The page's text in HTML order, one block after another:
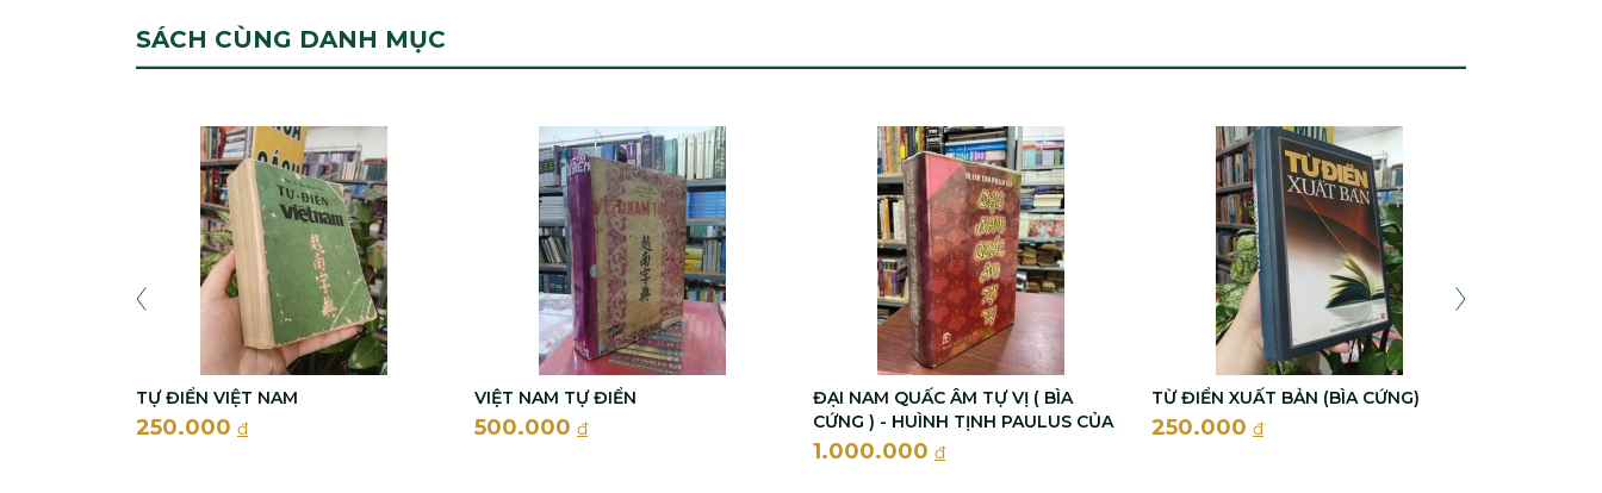
SÁCH CÙNG DANH MỤC
TỰ ĐIỂN VIỆT NAM
250.000 đ
VIỆT NAM TỰ ĐIỂN
500.000 đ
ĐẠI NAM QUẤC ÂM TỰ VỊ ( BÌA
CỨNG ) - HUÌNH TỊNH PAULUS CỦA
1.000.000 đ
TỪ ĐIỂN XUẤT BẢN (BÌA CỨNG)
250.000 đ